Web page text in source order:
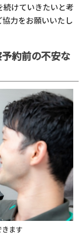
けていきたいと考
力をお願いいたし
約前の不安な
きます